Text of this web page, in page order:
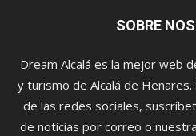
SOBRE
Dream Alcalá es la mejor web
y turismo de Alcalá de
de las redes sociales,
de noticias por correo o